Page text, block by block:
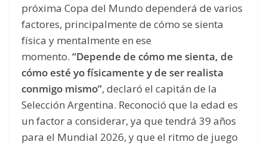
próxima Copa del Mundo dependerá de varios
factores, principalmente de cómo se sienta
física y mentalmente en ese
momento. “Depende de cómo me sienta, de
cómo esté yo físicamente y de ser realista
conmigo mismo”, declaró el capitán de la
Selección Argentina. Reconoció que la edad es
un factor a considerar, ya que tendrá 39 años
para el Mundial 2026, y que el ritmo de juego